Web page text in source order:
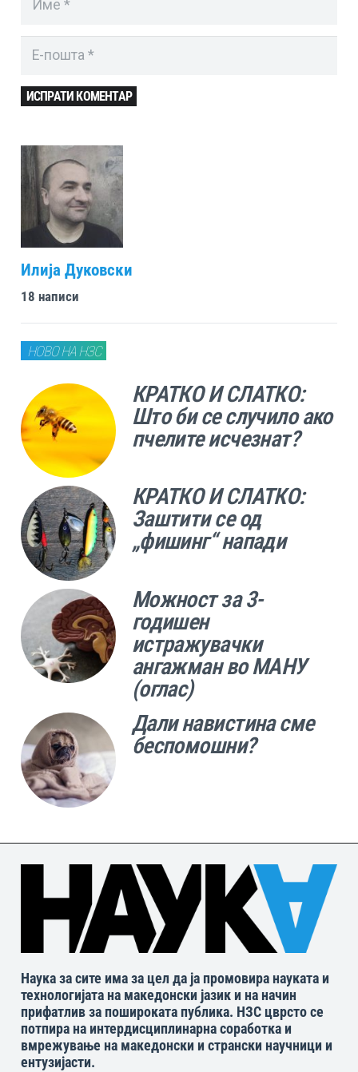
ИСПРАТИ КОМЕНТАР
Илија Дуковски
18 написи
НОВО НА НЗС
КРАТКО И СЛАТКО:
Што би се случило ако
пчелите исчезнат?
КРАТКО И СЛАТКО:
Заштити се од
„фишинг“ напади
Можност за 3-
годишен
истражувачки
ангажман во МАНУ
(оглас)
Дали навистина сме
беспомошни?
Наука за сите има за цел да ја промовира науката и
технологијата на македонски јазик и на начин
прифатлив за пошироката публика. НЗС цврсто се
потпира на интердисциплинарна соработка и
вмрежување на македонски и странски научници и
ентузијасти.